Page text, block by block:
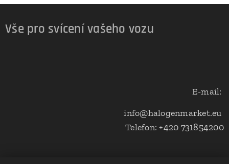
Vše pro svícení vašeho vozu
E-mail:
info@halogenmarket.eu
Telefon: +420 731854200